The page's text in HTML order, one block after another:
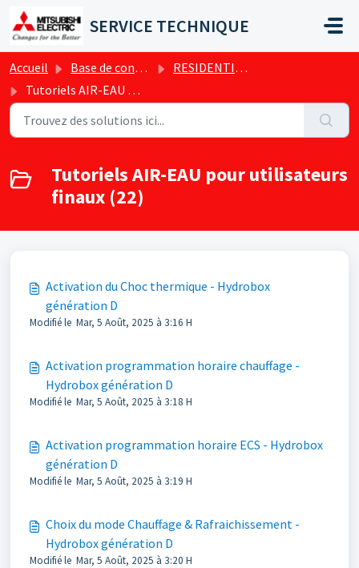
Passer au contenu principal
SERVICE TECHNIQUE
Accueil Base de connaissances
RESIDENTIEL - Conseils & Tutos techniques
Tutoriels AIR-EAU pour utilisateurs finaux
Tutoriels AIR-EAU pour utilisateurs
finaux (22)
Activation du Choc thermique - Hydrobox
génération D
Modifié le Mar, 5 Août, 2025 à 3:16 H
Activation programmation horaire chauffage -
Hydrobox génération D
Modifié le Mar, 5 Août, 2025 à 3:18 H
Activation programmation horaire ECS - Hydrobox
génération D
Modifié le Mar, 5 Août, 2025 à 3:19 H
Choix du mode Chauffage & Rafraichissement -
Hydrobox génération D
Modifié le Mar, 5 Août, 2025 à 3:20 H